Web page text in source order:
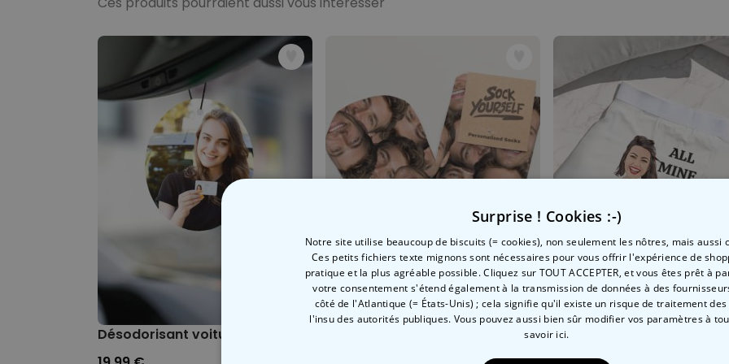
Désodorisant voiture personnalisé avec visage - Lot de 2
Chaussettes personnalisées visageCaleçon personnalisé
Surprise ! Cookies :-)
Notre site utilise beaucoup de biscuits (= cookies), non seulement les nôtres, mais aussi
Ces petits fichiers texte mignons sont nécessaires pour vous offrir l'expérience de
pratique et la plus agréable possible. Cliquez sur TOUT ACCEPTER, et vous êtes prêt à
votre consentement s'étend également à la transmission de données à des
côté de l'Atlantique (= États-Unis) ; cela signifie qu'il existe un risque de traitement des
l'insu des autorités publiques. Vous pouvez aussi bien sûr modifier vos paramètres à
savoir ici.